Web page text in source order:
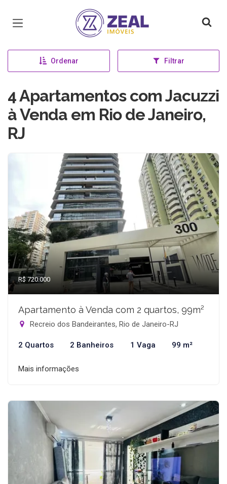
Página inicial
Ordenar Filtrar
4 Apartamentos com Jacuzzi
à Venda em Rio de Janeiro,
RJ
R$ 720.000
Apartamento à Venda com 2 quartos, 99m²
Recreio dos Bandeirantes, Rio de Janeiro-RJ
2 Quartos 2 Banheiros 1 Vaga 99 m²
Mais informações